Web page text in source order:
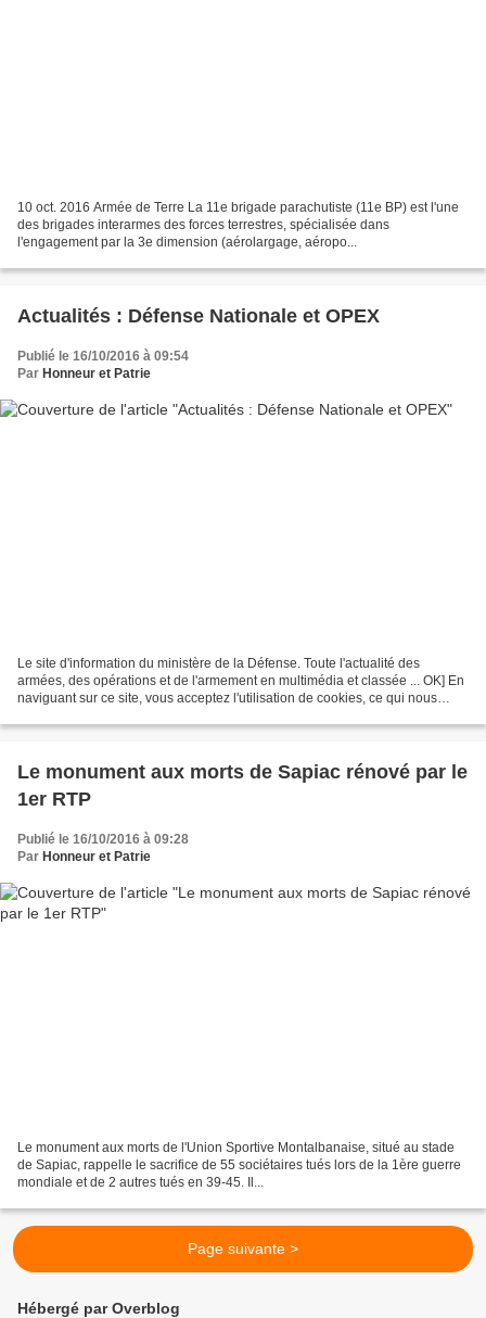
10 oct. 2016 Armée de Terre La 11e brigade parachutiste (11e BP) est l'une
des brigades interarmes des forces terrestres, spécialisée dans
l'engagement par la 3e dimension (aérolargage, aéropo...
Actualités : Défense Nationale et OPEX
Publié le 16/10/2016 à 09:54
Par Honneur et Patrie
Le site d'information du ministère de la Défense. Toute l'actualité des
armées, des opérations et de l'armement en multimédia et classée ... OK] En
naviguant sur ce site, vous acceptez l'utilisation de cookies, ce qui nous
Le monument aux morts de Sapiac rénové par le
1er RTP
Publié le 16/10/2016 à 09:28
Par Honneur et Patrie
Le monument aux morts de l'Union Sportive Montalbanaise, situé au stade
de Sapiac, rappelle le sacrifice de 55 sociétaires tués lors de la 1ère guerre
mondiale et de 2 autres tués en 39-45. Il...
Page suivante >
Hébergé par Overblog